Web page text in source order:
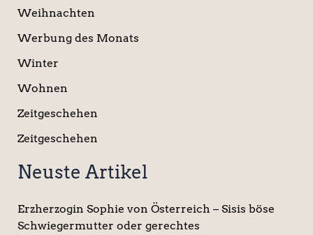
Weihnachten
Werbung des Monats
Winter
Wohnen
Zeitgeschehen
Zeitgeschehen
Neuste Artikel
Erzherzogin Sophie von Österreich – Sisis böse
Schwiegermutter oder gerechtes